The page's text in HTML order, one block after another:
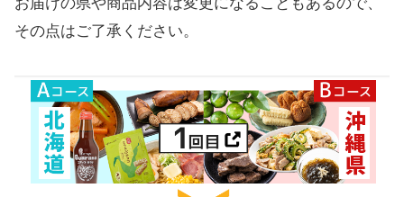
お届けの県や商品内容は変更になることもあるので、
その点はご了承ください。